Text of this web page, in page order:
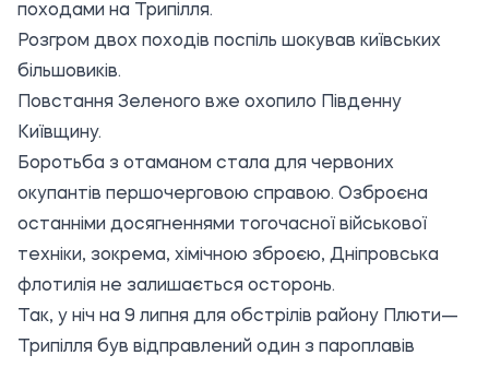
походами на Трипілля.
Розгром двох походів поспіль шокував київських
більшовиків.
Повстання Зеленого вже охопило Південну
Київщину.
Боротьба з отаманом стала для червоних
окупантів першочерговою справою. Озброєна
останніми досягненнями тогочасної військової
техніки, зокрема, хімічною зброєю, Дніпровська
флотилія не залишається осторонь.
Так, у ніч на 9 липня для обстрілів району Плюти—
Трипілля був відправлений один з пароплавів